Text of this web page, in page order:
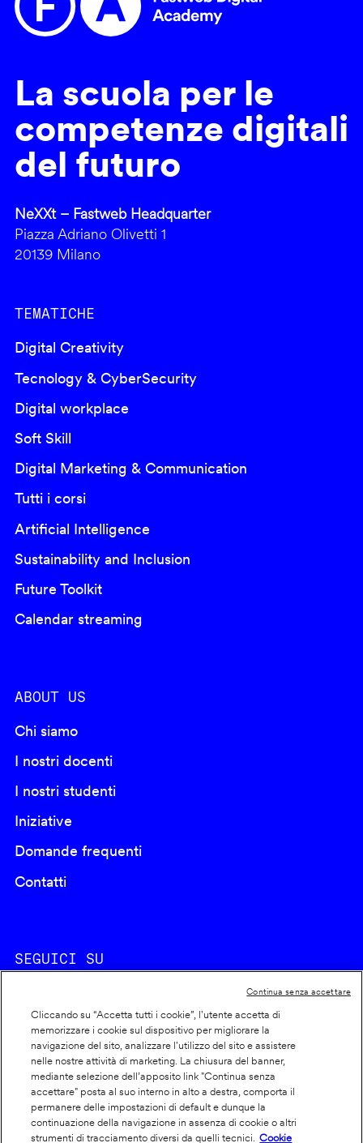
La scuola per le
competenze digitali
del futuro
NeXXt – Fastweb Headquarter
Piazza Adriano Olivetti 1
20139 Milano
TEMATICHE
Digital Creativity
Tecnology & CyberSecurity
Digital workplace
Soft Skill
Digital Marketing & Communication
Tutti i corsi
Artificial Intelligence
Sustainability and Inclusion
Future Toolkit
Calendar streaming
ABOUT US
Chi siamo
I nostri docenti
I nostri studenti
Iniziative
Domande frequenti
Contatti
SEGUICI SU
Footer
info
Cookie policy
Dichiarazione di accessibilità
Privacy
Cliccando su “Accetta tutti i cookie”, l'utente accetta di
memorizzare i cookie sul dispositivo per migliorare la
navigazione del sito, analizzare l'utilizzo del sito e assistere
nelle nostre attività di marketing. La chiusura del banner,
mediante selezione dell’apposito link "Continua senza
accettare" posta al suo interno in alto a destra, comporta il
permanere delle impostazioni di default e dunque la
continuazione della navigazione in assenza di cookie o altri
strumenti di tracciamento diversi da quelli tecnici.
Cookie
Continua senza accettare